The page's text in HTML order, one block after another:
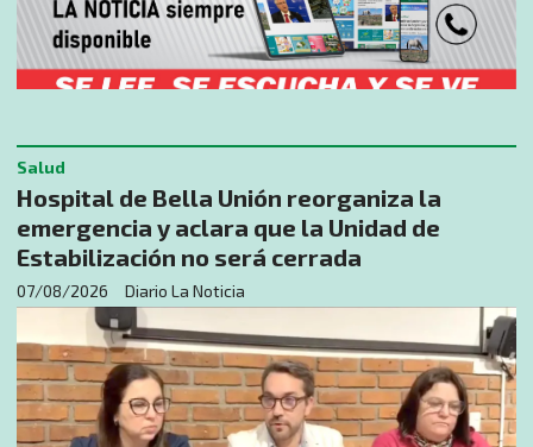
Hospital de Bella Unión reorganiza la
emergencia y aclara que la Unidad de
Estabilización no será cerrada
Diario La Noticia
Salud
07/08/2026